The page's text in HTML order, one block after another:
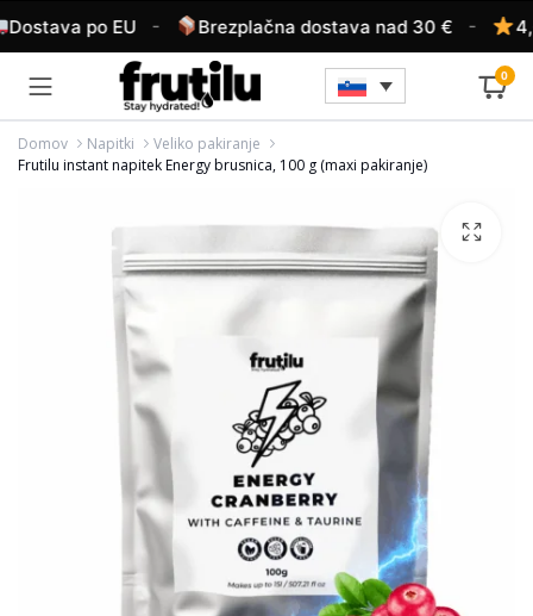
po EU - Brezplačna dostava nad 30 € - 4,6/
0
Domov Napitki
Veliko pakiranje
Frutilu instant napitek Energy brusnica, 100 g (maxi pakiranje)